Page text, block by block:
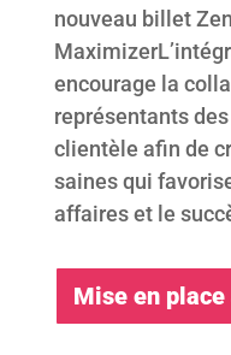
nouveau billet
encourage la
représentants
clientèle afin de
saines qui
affaires et le
Mise en